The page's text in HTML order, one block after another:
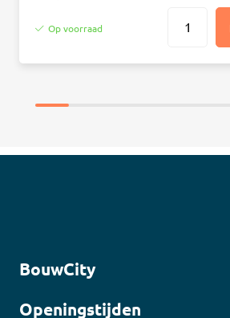
Op voorraad
BouwCity
Openingstijden